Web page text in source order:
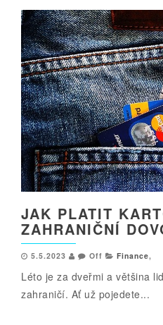
JAK PLATIT
ZAHRANIČNÍ
5.5.2023 Off Finance,
Léto je za dveřmi a většina
zahraničí. Ať už pojedete...